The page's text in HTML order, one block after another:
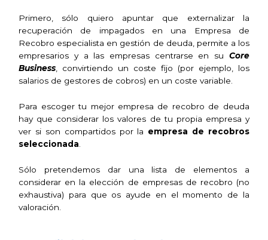
Primero, sólo quiero apuntar que externalizar la
recuperación de impagados en una Empresa de
Recobro especialista en gestión de deuda, permite a los
empresarios y a las empresas centrarse en su Core
Business , convirtiendo un coste fijo (por ejemplo, los
salarios de gestores de cobros) en un coste variable.
Para escoger tu mejor empresa de recobro de deuda
hay que considerar los valores de tu propia empresa y
ver si son compartidos por la empresa de recobros
seleccionada
Sólo pretendemos dar una lista de elementos a
considerar en la elección de empresas de recobro (no
exhaustiva) para que os ayude en el momento de la
valoración.